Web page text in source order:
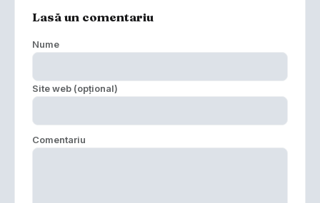
Lasă un comentariu
Nume
Site web (opțional)
Comentariu